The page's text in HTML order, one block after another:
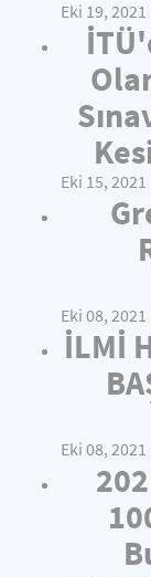
Eki 19, 2021
Eki 15, 2021
Eki 08, 2021
İLMİ
Eki 08, 2021